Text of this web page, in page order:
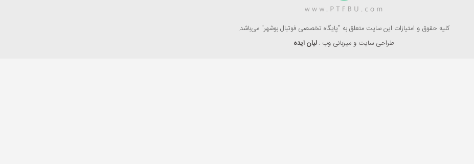
کلیه حقوق و امتیازات این سایت متعلق به "پایگاه تخصصی فوتبال بوشهر" می‌باشد.
طراحی سایت و میزبانی وب :لیان ایده